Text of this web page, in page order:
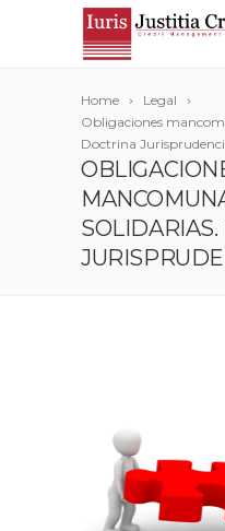
Home
Legal
Obligaciones
Doctrina